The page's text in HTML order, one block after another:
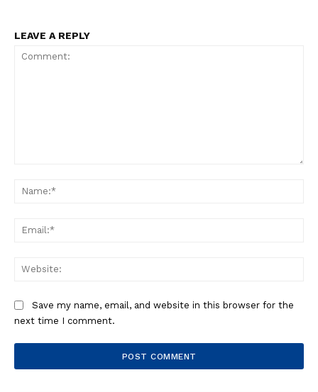
LEAVE A REPLY
Save my name, email, and website in this browser for the
next time I comment.